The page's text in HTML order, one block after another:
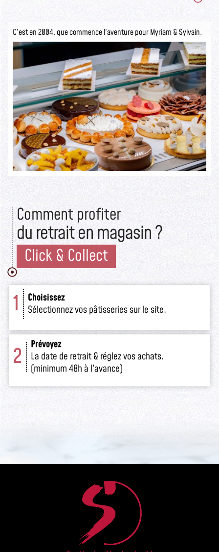
C’est en 2004, que commence l’aventure pour Myriam & Sylvain,
ils ouvrent la pâtisserie Sylvain Depuichaffray dans une boutique
Seuls les initiés savent ce qui se cache derrière cette devanture
rustique.
Lire la suite >>
Comment profiter
du retrait en magasin ?
Click & Collect
1
Choisissez
Sélectionnez vos pâtisseries sur le site.
2
Prévoyez
La date de retrait & réglez vos achats.
(minimum 48h à l’avance)